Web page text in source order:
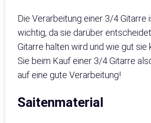
Die Verarbeitung einer 3/4 Gitarre
wichtig, da sie darüber
Gitarre halten wird und wie gut sie
Sie beim Kauf einer 3/4 Gitarre
auf eine gute Verarbeitung!
Saitenmaterial